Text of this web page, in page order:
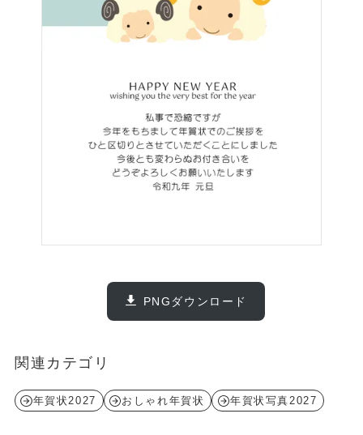
PNGダウンロード
関連カテゴリ
年賀状2027 おしゃれ年賀状 年賀状写真2027